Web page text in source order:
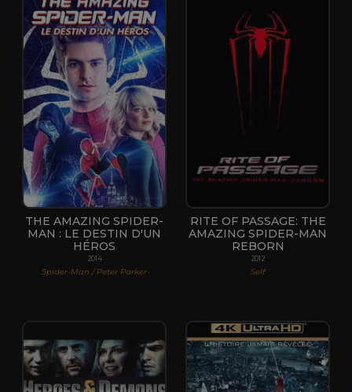
THE AMAZING SPIDER-
MAN : LE DESTIN D'UN
HÉROS
2014
Spider-Man / Peter Parker
RITE OF PASSAGE: THE
AMAZING SPIDER-MAN
REBORN
2012
Self